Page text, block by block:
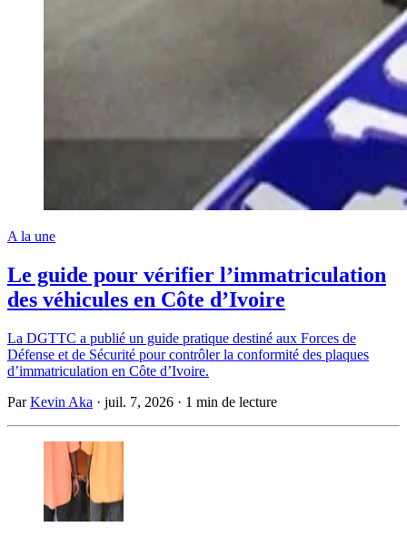
A la une
Le guide pour vérifier l’immatriculation
des véhicules en Côte d’Ivoire
La DGTTC a publié un guide pratique destiné aux Forces de
Défense et de Sécurité pour contrôler la conformité des plaques
d’immatriculation en Côte d’Ivoire.
ParKevin Aka · juil. 7, 2026 · 1 min de lecture